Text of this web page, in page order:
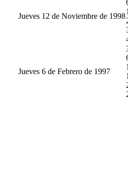
Jueves 12 de Noviembre de 1998
Jueves 6 de Febrero de 1997